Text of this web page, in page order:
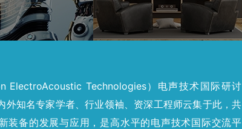
ElectroAcoustic Technologies）电声技术国际研讨
知名专家学者、行业领袖、资深工程师云集于此，共
装备的发展与应用，是高水平的电声技术国际交流平